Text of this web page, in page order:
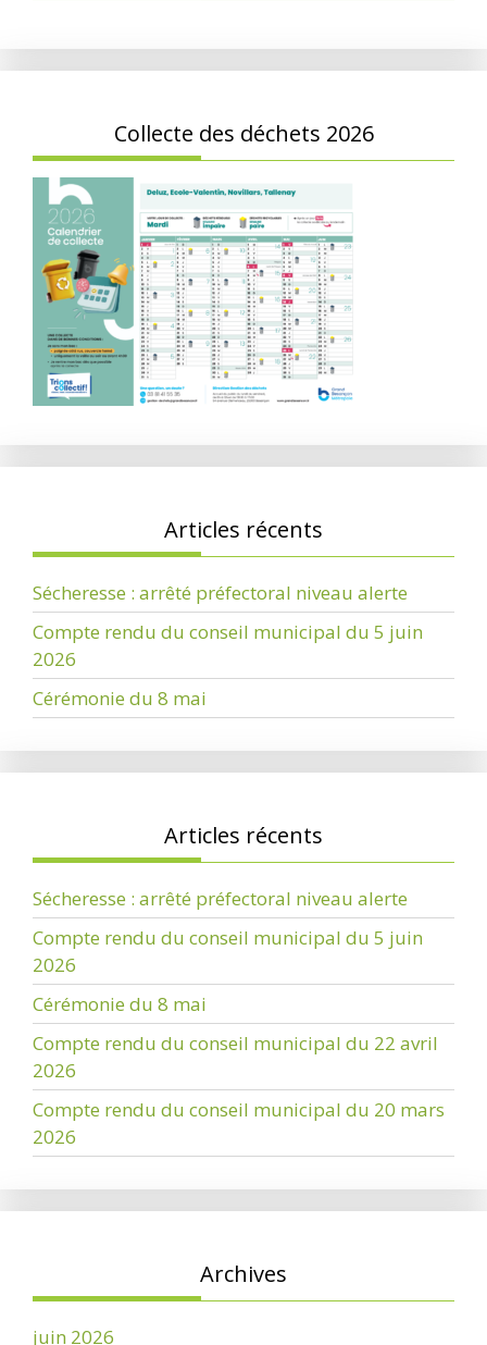
Collecte des déchets 2026
Articles récents
Sécheresse : arrêté préfectoral niveau alerte
Compte rendu du conseil municipal du 5 juin
2026
Cérémonie du 8 mai
Articles récents
Sécheresse : arrêté préfectoral niveau alerte
Compte rendu du conseil municipal du 5 juin
2026
Cérémonie du 8 mai
Compte rendu du conseil municipal du 22 avril
2026
Compte rendu du conseil municipal du 20 mars
2026
Archives
juin 2026